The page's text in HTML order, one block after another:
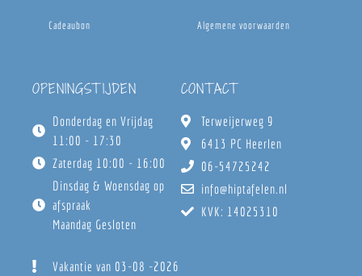
Cadeaubon Algemene voorwaarden
OPENINGSTIJDEN
Donderdag en Vrijdag
11:00 - 17:30
Zaterdag 10:00 - 16:00
Dinsdag & Woensdag op
afspraak
Maandag Gesloten
Vakantie van 03-08 -2026
CONTACT
Terweijerweg 9
6413 PC Heerlen
06-54725242
info@hiptafelen.nl
KVK: 14025310